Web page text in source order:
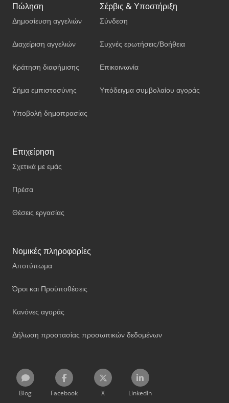
Πώληση
Δημοσίευση αγγελιών
Διαχείριση αγγελιών
Κράτηση διαφήμισης
Σήμα εμπιστοσύνης
Υποβολή δημοπρασίας
Σέρβις & Υποστήριξη
Σύνδεση
Συχνές ερωτήσεις/Βοήθεια
Επικοινωνία
Υπόδειγμα συμβολαίου αγοράς
Επιχείρηση
Σχετικά με εμάς
Πρέσα
Θέσεις εργασίας
Νομικές πληροφορίες
Αποτύπωμα
Όροι και Προϋποθέσεις
Κανόνες αγοράς
Δήλωση προστασίας προσωπικών δεδομένων
Blog Facebook X LinkedIn